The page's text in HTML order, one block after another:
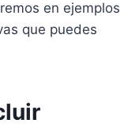
en ejemplos
que puedes